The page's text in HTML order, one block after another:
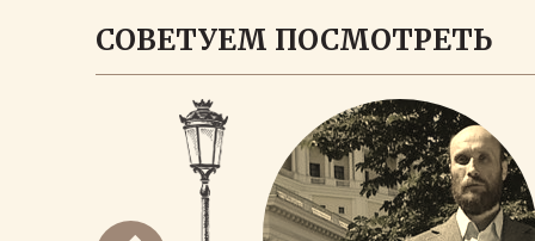
СОВЕТУЕМ ПОСМОТРЕТЬ